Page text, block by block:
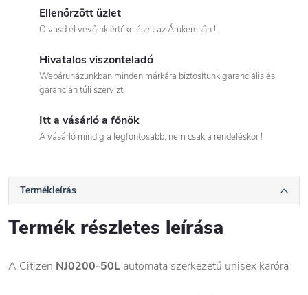
Ellenőrzött üzlet
Olvasd el vevőink értékeléseit az Árukeresőn !
Hivatalos viszonteladó
Webáruházunkban minden márkára biztosítunk garanciális és
garancián túli szervizt !
Itt a vásárló a főnök
A vásárló mindig a legfontosabb, nem csak a rendeléskor !
Termékleírás
Termék részletes leírása
A Citizen NJ0200-50L automata szerkezetű unisex karóra